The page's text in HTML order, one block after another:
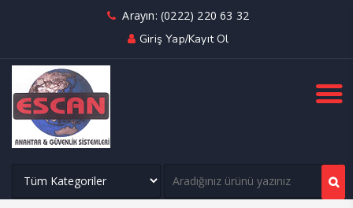
Arayın: (0222) 220 63 32
Giriş Yap/Kayıt Ol